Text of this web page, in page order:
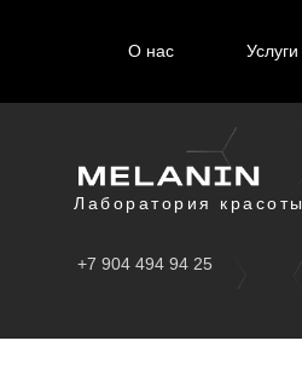
Лаборатория красоты
+7 904 494 94 25
О нас Услуги